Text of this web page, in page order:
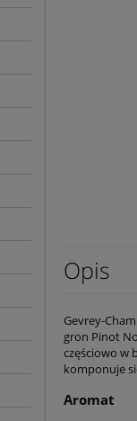
Opis
Gevrey-
gron Pinot
częściowo w
komponuje
Aromat